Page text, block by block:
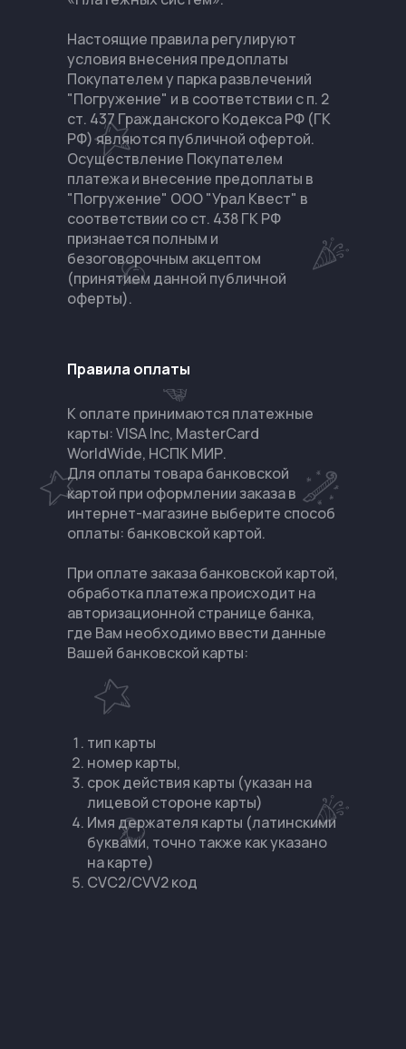
Настоящие правила регулируют
условия внесения предоплаты
Покупателем у парка развлечений
"Погружение" и в соответствии с п. 2
ст. 437 Гражданского Кодекса РФ (ГК
РФ) являются публичной офертой.
Осуществление Покупателем
платежа и внесение предоплаты в
"Погружение" ООО "Урал Квест" в
соответствии со ст. 438 ГК РФ
признается полным и
безоговорочным акцептом
(принятием данной публичной
оферты).
Правила оплаты
К оплате принимаются платежные
карты: VISA Inc, MasterCard
WorldWide, НСПК МИР.
Для оплаты товара банковской
картой при оформлении заказа в
интернет-магазине выберите способ
оплаты: банковской картой.
При оплате заказа банковской картой,
обработка платежа происходит на
авторизационной странице банка,
где Вам необходимо ввести данные
Вашей банковской карты:
тип карты
номер карты,
срок действия карты (указан на
лицевой стороне карты)
Имя держателя карты (латинскими
буквами, точно также как указано
на карте)
CVC2/CVV2 код